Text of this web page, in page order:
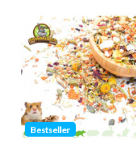
Bestseller